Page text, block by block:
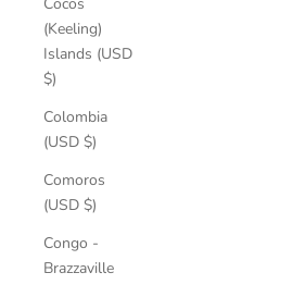
(Keeling)
Islands (USD
$)
Colombia
(USD $)
Comoros
(USD $)
Congo -
Brazzaville